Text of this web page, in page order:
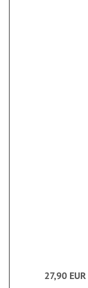
27,90 EUR